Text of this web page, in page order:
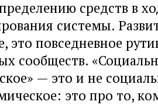
средств в
системы.
это повседневное
сообществ.
— это и не
это про то,